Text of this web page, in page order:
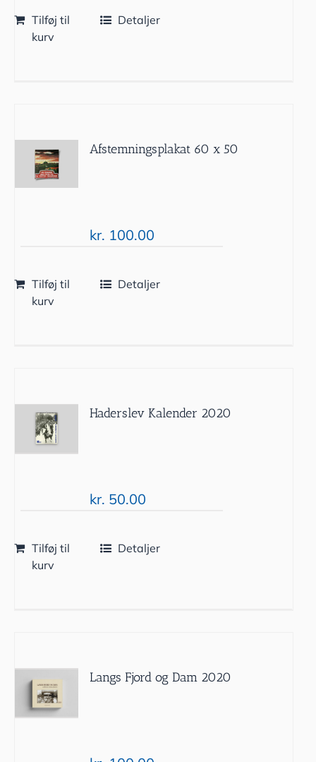
Tilføj til
kurv
Detaljer
Afstemningsplakat 60 x 50
kr. 100.00
Tilføj til
kurv
Detaljer
Haderslev Kalender 2020
kr. 50.00
Tilføj til
kurv
Detaljer
Langs Fjord og Dam 2020